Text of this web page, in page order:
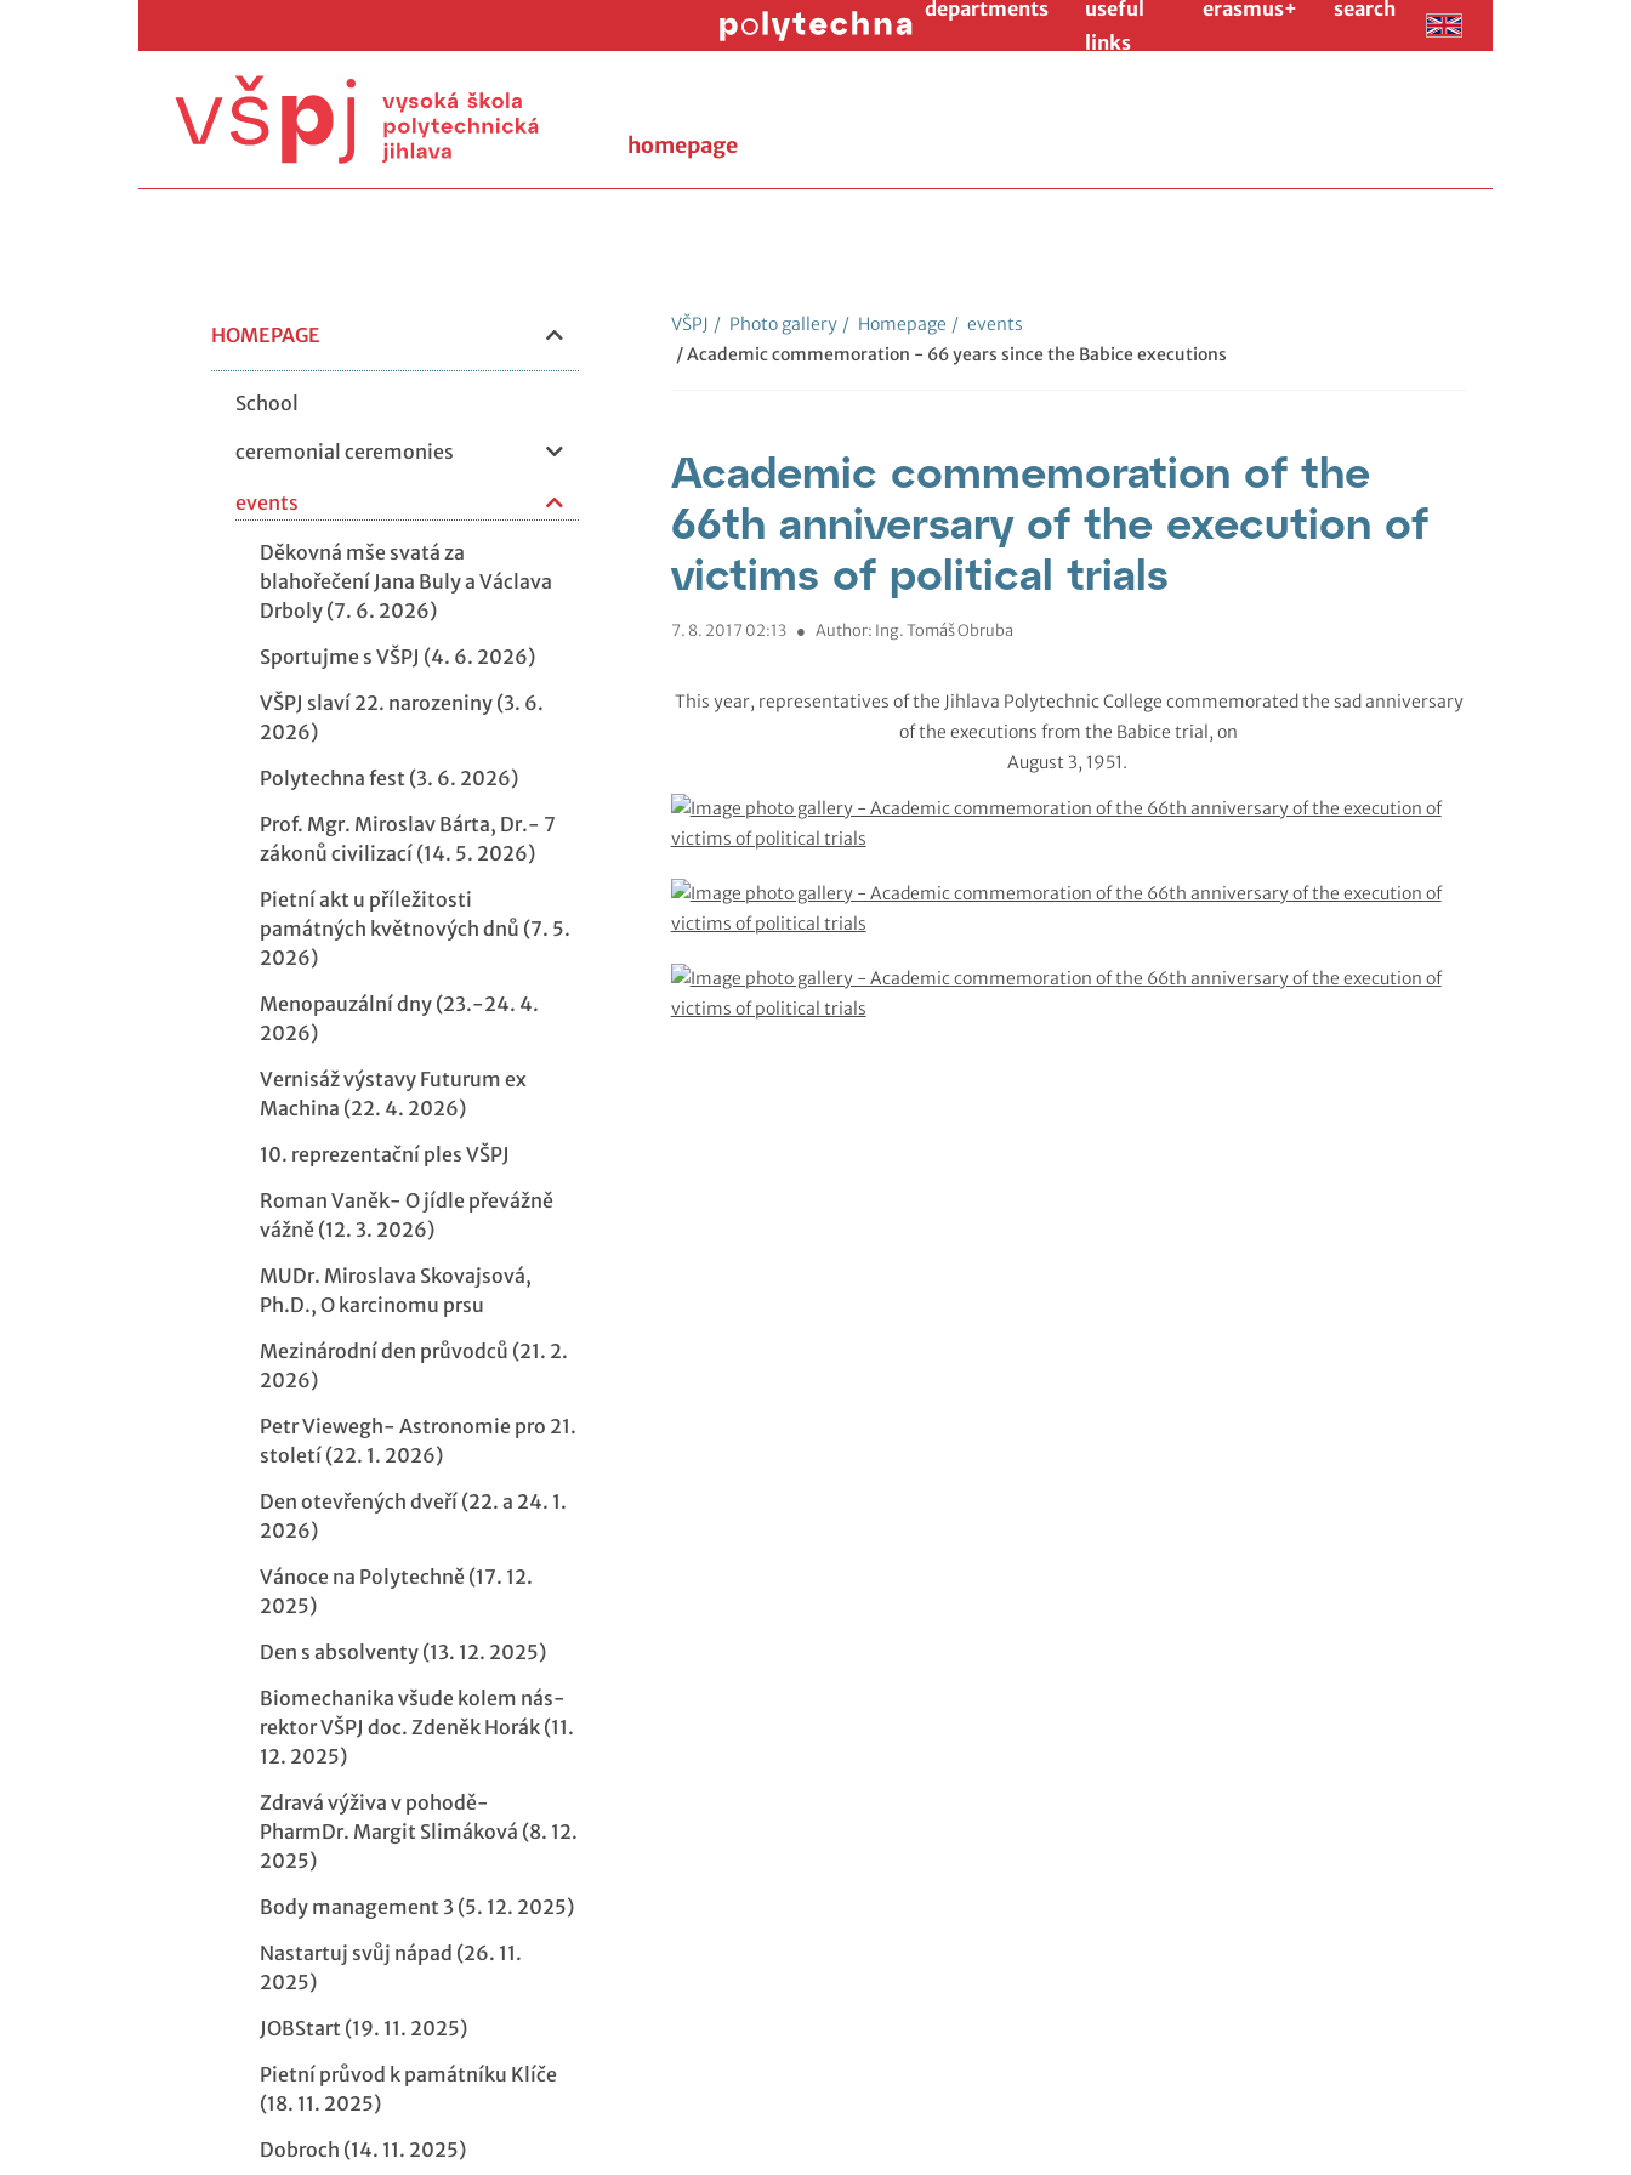
departments
useful
links
erasmus+ search
homepage
HOMEPAGE
School
ceremonial ceremonies
events
Děkovná mše svatá za
blahořečení Jana Buly a Václava
Drboly (7. 6. 2026)
Sportujme s VŠPJ (4. 6. 2026)
VŠPJ slaví 22. narozeniny (3. 6.
2026)
Polytechna fest (3. 6. 2026)
Prof. Mgr. Miroslav Bárta, Dr.- 7
zákonů civilizací (14. 5. 2026)
Pietní akt u příležitosti
památných květnových dnů (7. 5.
2026)
Menopauzální dny (23.-24. 4.
2026)
Vernisáž výstavy Futurum ex
Machina (22. 4. 2026)
10. reprezentační ples VŠPJ
Roman Vaněk- O jídle převážně
vážně (12. 3. 2026)
MUDr. Miroslava Skovajsová,
Ph.D., O karcinomu prsu
Mezinárodní den průvodců (21. 2.
2026)
Petr Viewegh- Astronomie pro 21.
století (22. 1. 2026)
Den otevřených dveří (22. a 24. 1.
2026)
Vánoce na Polytechně (17. 12.
2025)
Den s absolventy (13. 12. 2025)
Biomechanika všude kolem nás-
rektor VŠPJ doc. Zdeněk Horák (11.
12. 2025)
Zdravá výživa v pohodě-
PharmDr. Margit Slimáková (8. 12.
2025)
Body management 3 (5. 12. 2025)
Nastartuj svůj nápad (26. 11.
2025)
JOBStart (19. 11. 2025)
Pietní průvod k památníku Klíče
(18. 11. 2025)
Dobroch (14. 11. 2025)
VŠPJ / Photo gallery / Homepage / events
/ Academic commemoration - 66 years since the Babice executions
Academic commemoration of the
66th anniversary of the execution of
victims of political trials
7. 8. 2017 02:13 ● Author: Ing. Tomáš Obruba
This year, representatives of the Jihlava Polytechnic College commemorated the sad anniversary
of the executions from the Babice trial, on
August 3, 1951.